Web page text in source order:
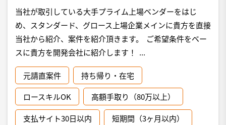
当社が取引している大手プライム上場ベンダーをはじ
め、スタンダード、グロース上場企業メインに貴方を直接
当社から紹介、案件を紹介頂きます。 ご希望条件をベー
スに貴方を開発会社に紹介します！ ...
元請直案件 持ち帰り・在宅
ロースキルOK 高額手取り（80万以上）
支払サイト30日以内 短期間（3ヶ月以内）